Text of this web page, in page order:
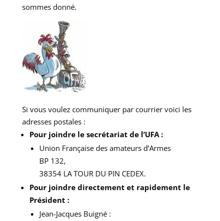
sommes donné.
Si vous voulez communiquer par courrier voici les
adresses postales :
Pour joindre le secrétariat de l’UFA :
Union Française des amateurs d’Armes
BP 132,
38354 LA TOUR DU PIN CEDEX.
Pour joindre directement et rapidement le
Président :
Jean-Jacques Buigné :